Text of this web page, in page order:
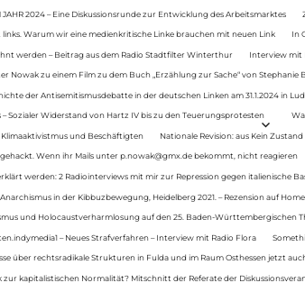
JAHR 2024 – Eine Diskussionsrunde zur Entwicklung des Arbeitsmarktes
Warum wir eine medienkritische Linke brauchen mit neuen Link In
werden – Beitrag aus dem Radio Stadtfilter Winterthur Interview mit
Nowak zu einem Film zu dem Buch „Erzählung zur Sache“ von Stephanie
der Antisemitismusdebatte in der deutschen Linken am 31.1.2024 in
– Sozialer Widerstand von Hartz IV bis zu den Teuerungsprotesten
und Beschäftigten Nationale Revision: aus Kein Zustand
Wenn ihr Mails unter p.nowak@gmx.de bekommt, nicht reagieren
werden: 2 Radiointerviews mit mir zur Repression gegen italienische
in der Kibbuzbewegung, Heidelberg 2021. – Rezension auf
und Holocaustverharmlosung auf den 25. Baden-Württembergischen
– Neues Strafverfahren – Interview mit Radio Flora
über rechtsradikale Strukturen in Fulda und im Raum Osthessen jetzt
kapitalistischen Normalität? Mitschnitt der Referate der